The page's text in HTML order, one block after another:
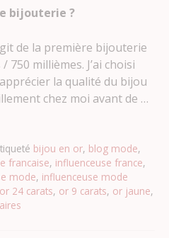
bijouterie ?
de la première bijouterie
750 millièmes. J’ai choisi
la qualité du bijou
chez moi avant de …
bijou en or, blog mode,
francaise, influenceuse france,
mode, influenceuse mode
or 24 carats, or 9 carats, or jaune,